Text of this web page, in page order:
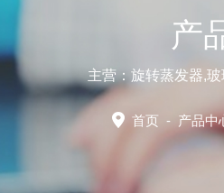
产
主营：旋转蒸发器,
首页 - 产品中